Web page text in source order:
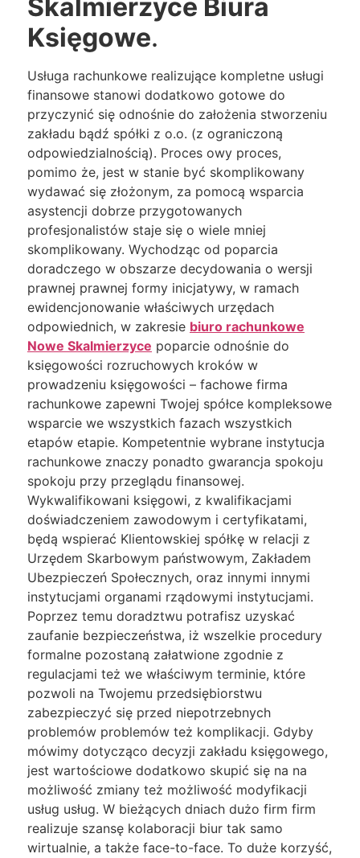
Skalmierzyce Biura
Księgowe.
Usługa rachunkowe realizujące kompletne usługi
finansowe stanowi dodatkowo gotowe do
przyczynić się odnośnie do założenia stworzeniu
zakładu bądź spółki z o.o. (z ograniczoną
odpowiedzialnością). Proces owy proces,
pomimo że, jest w stanie być skomplikowany
wydawać się złożonym, za pomocą wsparcia
asystencji dobrze przygotowanych
profesjonalistów staje się o wiele mniej
skomplikowany. Wychodząc od poparcia
doradczego w obszarze decydowania o wersji
prawnej prawnej formy inicjatywy, w ramach
ewidencjonowanie właściwych urzędach
odpowiednich, w zakresie biuro rachunkowe
Nowe Skalmierzyce poparcie odnośnie do
księgowości rozruchowych kroków w
prowadzeniu księgowości – fachowe firma
rachunkowe zapewni Twojej spółce kompleksowe
wsparcie we wszystkich fazach wszystkich
etapów etapie. Kompetentnie wybrane instytucja
rachunkowe znaczy ponadto gwarancja spokoju
spokoju przy przeglądu finansowej.
Wykwalifikowani księgowi, z kwalifikacjami
doświadczeniem zawodowym i certyfikatami,
będą wspierać Klientowskiej spółkę w relacji z
Urzędem Skarbowym państwowym, Zakładem
Ubezpieczeń Społecznych, oraz innymi innymi
instytucjami organami rządowymi instytucjami.
Poprzez temu doradztwu potrafisz uzyskać
zaufanie bezpieczeństwa, iż wszelkie procedury
formalne pozostaną załatwione zgodnie z
regulacjami też we właściwym terminie, które
pozwoli na Twojemu przedsiębiorstwu
zabezpieczyć się przed niepotrzebnych
problemów problemów też komplikacji. Gdyby
mówimy dotycząco decyzji zakładu księgowego,
jest wartościowe dodatkowo skupić się na na
możliwość zmiany też możliwość modyfikacji
usług usług. W bieżących dniach dużo firm firm
realizuje szansę kolaboracji biur tak samo
wirtualnie, a także face-to-face. To duże korzyść,